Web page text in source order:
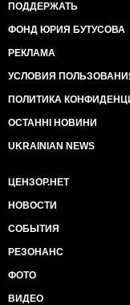
ПОДДЕРЖАТЬ
ФОНД ЮРИЯ БУТУСОВА
РЕКЛАМА
УСЛОВИЯ
ПОЛИТИКА
ОСТАННІ НОВИНИ
UKRAINIAN NEWS
ЦЕНЗОР.НЕТ
НОВОСТИ
СОБЫТИЯ
РЕЗОНАНС
ФОТО
ВИДЕО